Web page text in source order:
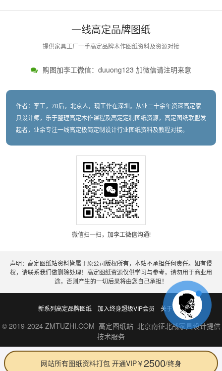
一线高定品牌图纸
提供家具工厂一手高定品牌木作图纸资料及资源对接
购图加李工微信：duuong123 加微信请注明来意
作者：李工，70后，北京人，现工作在深圳。从业二十余年资深高定家
具设计师，乐于整理高定木作课程及高定定制图纸资源，高定图纸联盟发
起者，业余专注一线高定极简定制设计行业图纸资料及教程对接。
微信扫一扫，加李工微信沟通!
声明：高定图纸站资料皆属于原公司版权所有，本站不承担任何责任。如有侵
权，请联系我们做删除处理！高定图纸资源仅供学习与参考，请勿用于商业用
途，否则产生的一切后果将由您自己承担！
新系列高定品牌图纸 加入终身超级VIP会员 关于老李
© 2019-2024 ZMTUZHI.COM 高定图纸站 北京南征北战家具设计提供
技术服务
网站所有图纸资料打包 开通VIP￥2500/终身